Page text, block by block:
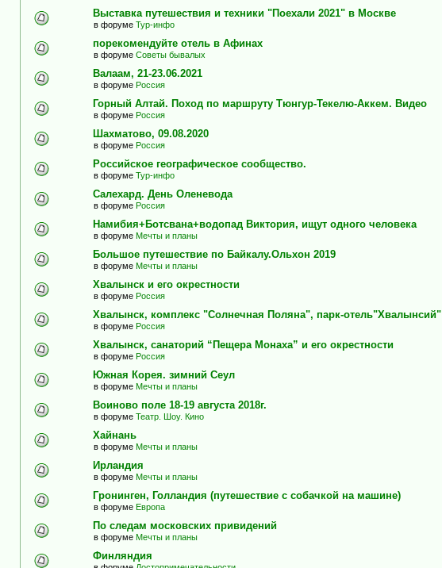
Выставка путешествия и техники "Поехали 2021" в Москве
в форуме Тур-инфо
порекомендуйте отель в Афинах
в форуме Советы бывалых
Валаам, 21-23.06.2021
в форуме Россия
Горный Алтай. Поход по маршруту Тюнгур-Текелю-Аккем. Видео
в форуме Россия
Шахматово, 09.08.2020
в форуме Россия
Российское географическое сообщество.
в форуме Тур-инфо
Салехард. День Оленевода
в форуме Россия
Намибия+Ботсвана+водопад Виктория, ищут одного человека
в форуме Мечты и планы
Большое путешествие по Байкалу.Ольхон 2019
в форуме Мечты и планы
Хвалынск и его окрестности
в форуме Россия
Хвалынск, комплекс "Солнечная Поляна", парк-отель"Хвалынсий"
в форуме Россия
Хвалынск, санаторий “Пещера Монаха” и его окрестности
в форуме Россия
Южная Корея. зимний Сеул
в форуме Мечты и планы
Воиново поле 18-19 августа 2018г.
в форуме Театр. Шоу. Кино
Хайнань
в форуме Мечты и планы
Ирландия
в форуме Мечты и планы
Гронинген, Голландия (путешествие с собачкой на машине)
в форуме Европа
По следам московских привидений
в форуме Мечты и планы
Финляндия